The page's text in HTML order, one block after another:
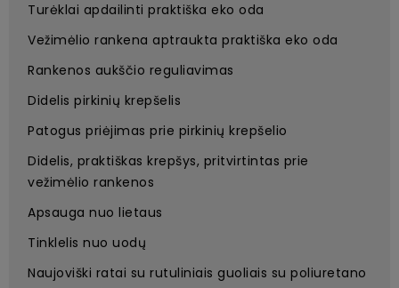
Turėklai apdailinti praktiška eko oda
Vežimėlio rankena aptraukta praktiška eko oda
Rankenos aukščio reguliavimas
Didelis pirkinių krepšelis
Patogus priėjimas prie pirkinių krepšelio
Didelis, praktiškas krepšys, pritvirtintas prie
vežimėlio rankenos
Apsauga nuo lietaus
Tinklelis nuo uodų
Naujoviški ratai su rutuliniais guoliais su poliuretano